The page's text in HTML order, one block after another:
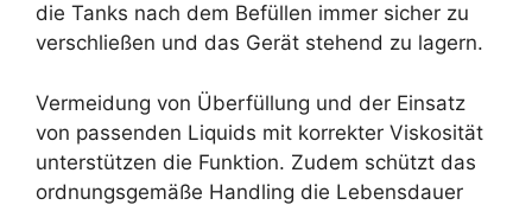
die Tanks nach dem Befüllen immer sicher zu
verschließen und das Gerät stehend zu lagern.
Vermeidung von Überfüllung und der Einsatz
von passenden Liquids mit korrekter Viskosität
unterstützen die Funktion. Zudem schützt das
ordnungsgemäße Handling die Lebensdauer